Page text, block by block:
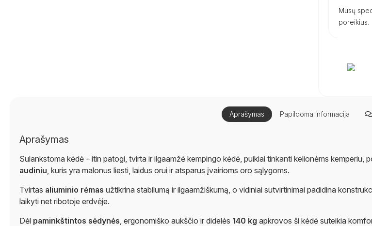
Mūsų
poreikius.
Aprašymas Papildoma informacija
Aprašymas
Sulankstoma kėdė – itin patogi, tvirta ir ilgaamžė kempingo kėdė, puikiai tinkanti kelionėms kemperiu,
audiniu, kuris yra malonus liesti, laidus orui ir atsparus įvairioms oro sąlygoms.
Tvirtas aliuminio rėmas užtikrina stabilumą ir ilgaamžiškumą, o vidiniai sutvirtinimai padidina
laikyti net ribotoje erdvėje.
Dėl paminkštintos sėdynės, ergonomiško aukščio ir didelės 140 kg apkrovos ši kėdė suteikia